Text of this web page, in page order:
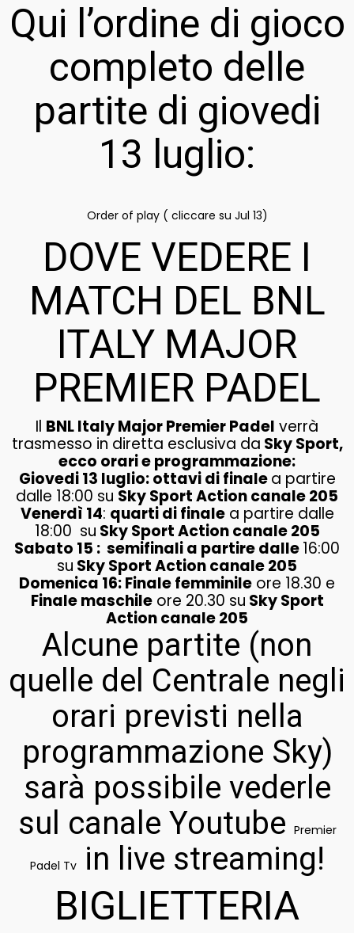
Qui l’ordine di gioco
completo delle
partite di giovedi
13 luglio:
Order of play ( cliccare su Jul 13)
DOVE VEDERE I
MATCH DEL BNL
ITALY MAJOR
PREMIER PADEL
Il BNL Italy Major Premier Padel verrà
trasmesso in diretta esclusiva da Sky Sport,
ecco orari e programmazione:
Giovedi 13 luglio: ottavi di finalea partire
dalle 18:00 su Sky Sport Action canale 205
Venerdì 14: quarti di finalea partire dalle
18:00 su Sky Sport Action canale 205
Sabato 15 : semifinali a partire dalle16:00
su Sky Sport Action canale 205
Domenica 16: Finale femminile ore 18.30 e
Finale maschileore 20.30 su Sky Sport
Action canale 205
Alcune partite (non
quelle del Centrale negli
orari previsti nella
programmazione Sky)
sarà possibile vederle
sul canale Youtube Premier
Padel Tvin live streaming!
BIGLIETTERIA